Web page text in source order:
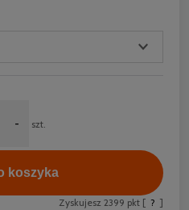
- szt.
koszyka
Zyskujesz 2399 pkt [ ? ]